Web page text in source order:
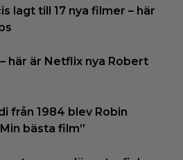
lagt till 17 nya filmer – här
här är Netflix nya Robert
från 1984 blev Robin
bästa film”